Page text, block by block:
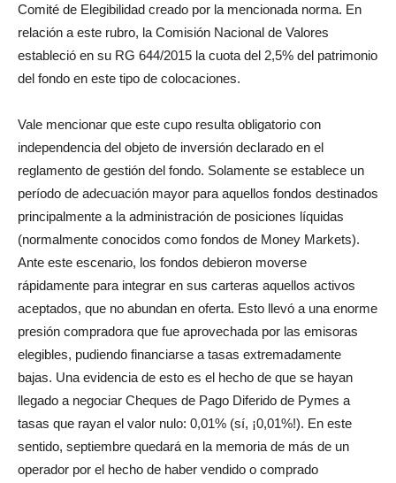
Comité de Elegibilidad creado por la mencionada norma. En
relación a este rubro, la Comisión Nacional de Valores
estableció en su RG 644/2015 la cuota del 2,5% del patrimonio
del fondo en este tipo de colocaciones.
Vale mencionar que este cupo resulta obligatorio con
independencia del objeto de inversión declarado en el
reglamento de gestión del fondo. Solamente se establece un
período de adecuación mayor para aquellos fondos destinados
principalmente a la administración de posiciones líquidas
(normalmente conocidos como fondos de Money Markets).
Ante este escenario, los fondos debieron moverse
rápidamente para integrar en sus carteras aquellos activos
aceptados, que no abundan en oferta. Esto llevó a una enorme
presión compradora que fue aprovechada por las emisoras
elegibles, pudiendo financiarse a tasas extremadamente
bajas. Una evidencia de esto es el hecho de que se hayan
llegado a negociar Cheques de Pago Diferido de Pymes a
tasas que rayan el valor nulo: 0,01% (sí, ¡0,01%!). En este
sentido, septiembre quedará en la memoria de más de un
operador por el hecho de haber vendido o comprado